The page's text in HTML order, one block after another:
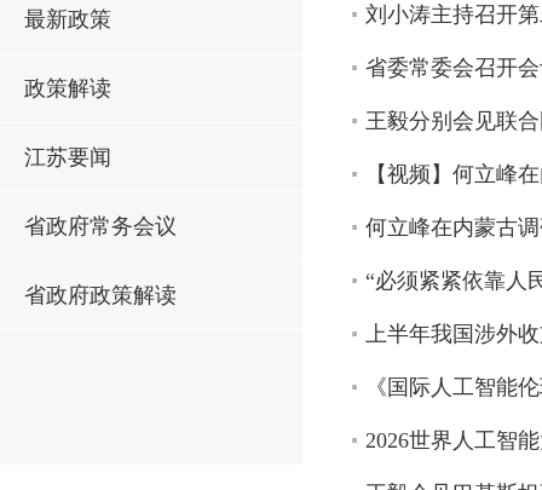
最新政策
政策解读
江苏要闻
省政府常务会议
省政府政策解读
刘小涛主持召开
省委常委会召开
王毅分别会见联
【视频】何立峰
何立峰在内蒙古
“必须紧紧依靠人
上半年我国涉外
《国际人工智能
2026世界人工智